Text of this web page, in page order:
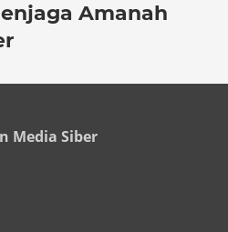
Amanah
Media Siber